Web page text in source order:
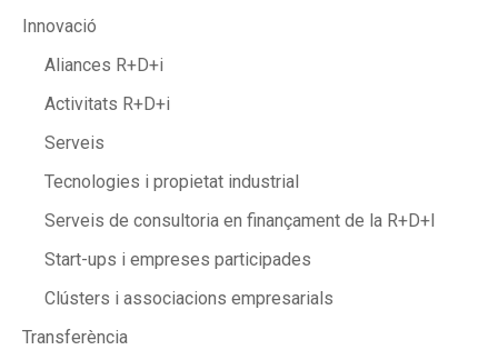
Innovació
Aliances R+D+i
Activitats R+D+i
Serveis
Tecnologies i propietat industrial
Serveis de consultoria en finançament de la R+D+I
Start-ups i empreses participades
Clústers i associacions empresarials
Transferència